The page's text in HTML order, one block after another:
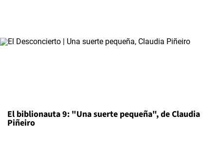
El biblionauta 9: "Una suerte pequeña", de Claudia
Piñeiro